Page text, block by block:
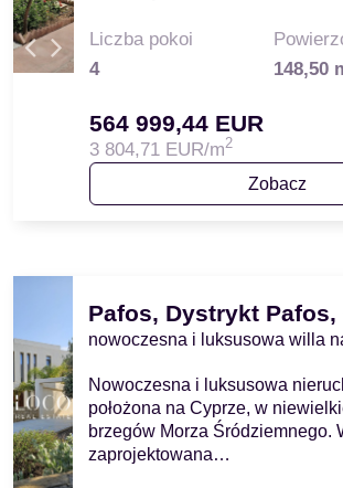
Liczba pokoi
4
148,50
564 999,44 EUR
3 804,71 EUR/m2
Zobacz
Pafos, Dystrykt Pafos,
nowoczesna i luksusowa willa
Nowoczesna i luksusowa
położona na Cyprze, w
brzegów Morza Śródziemnego.
zaprojektowana…